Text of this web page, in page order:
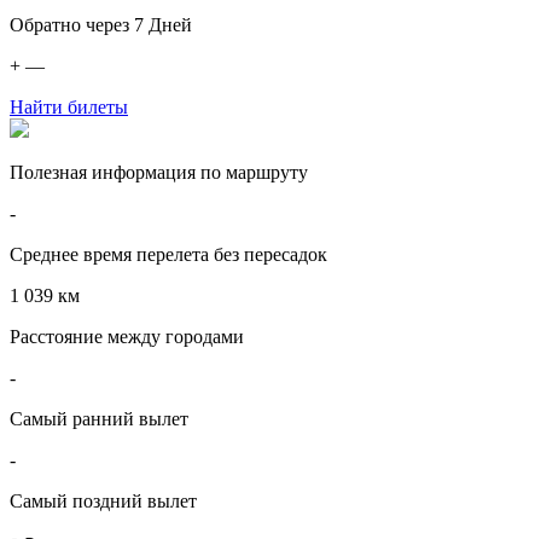
Обратно через 7 Дней
+ —
Найти билеты
Полезная информация по маршруту
-
Среднее время перелета без пересадок
1 039 км
Расстояние между городами
-
Самый ранний вылет
-
Самый поздний вылет